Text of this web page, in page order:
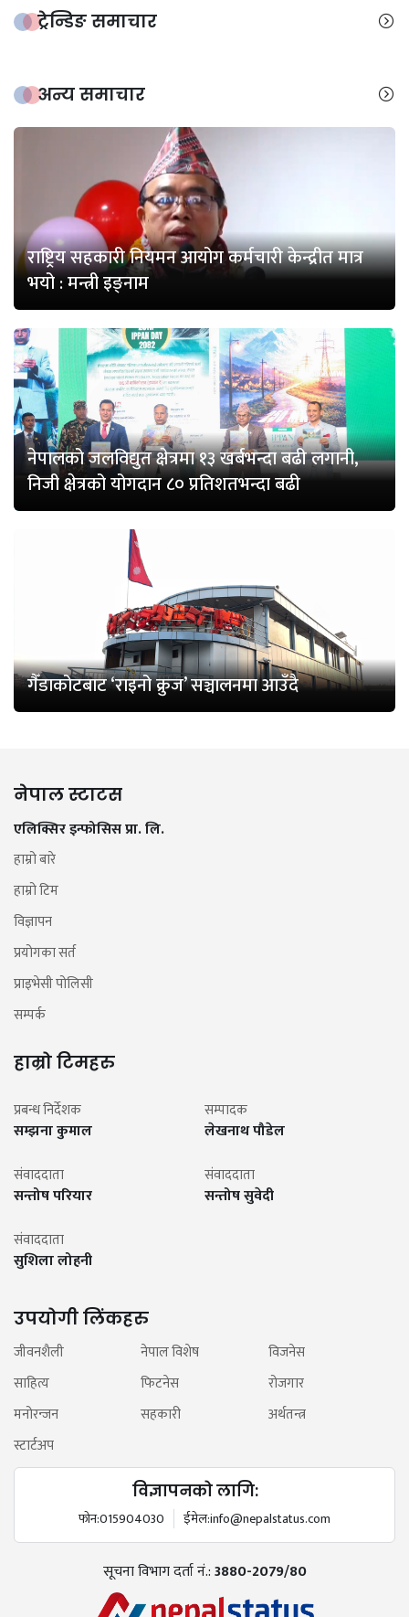
ट्रेन्डिङ समाचार
अन्य समाचार
राष्ट्रिय सहकारी नियमन आयोग कर्मचारी केन्द्रीत मात्र
भयो : मन्त्री इङ्नाम
नेपालको जलविद्युत क्षेत्रमा १३ खर्बभन्दा बढी लगानी,
निजी क्षेत्रको योगदान ८० प्रतिशतभन्दा बढी
गैँडाकोटबाट ‘राइनो क्रुज’ सञ्चालनमा आउँदै
नेपाल स्टाटस
एलिक्सिर इन्फोसिस प्रा. लि.
हाम्रो बारे
हाम्रो टिम
विज्ञापन
प्रयोगका सर्त
प्राइभेसी पोलिसी
सम्पर्क
हाम्रो टिमहरु
प्रबन्ध निर्देशक
सम्झना कुमाल
सम्पादक
लेखनाथ पौडेल
संवाददाता
सन्तोष परियार
संवाददाता
सन्तोष सुवेदी
संवाददाता
सुशिला लोहनी
उपयोगी लिंकहरु
जीवनशैली नेपाल विशेष
विजनेस
साहित्य
फिटनेस
रोजगार
मनोरन्जन
सहकारी
अर्थतन्त्र
स्टार्टअप
विज्ञापनको लागि:
फोन:015904030 ईमेल:info@nepalstatus.com
सूचना विभाग दर्ता नं.:3880-2079/80